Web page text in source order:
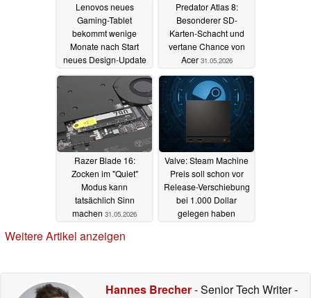
Lenovos neues
Gaming-Tablet
bekommt wenige
Monate nach Start
neues Design-Update
31.05.2026
Predator Atlas 8:
Besonderer SD-
Karten-Schacht und
vertane Chance von
Acer 31.05.2026
Razer Blade 16:
Zocken im "Quiet"
Modus kann
tatsächlich Sinn
machen 31.05.2026
Valve: Steam Machine
Preis soll schon vor
Release-Verschiebung
bei 1.000 Dollar
gelegen haben
Weitere Artikel anzeigen
Hannes Brecher- Senior Tech Writer-